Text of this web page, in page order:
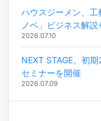
ハウスジーメン、工
ノベ」ビジネス解
2026.07.10
NEXT STAGE、初
セミナーを開催
2026.07.09